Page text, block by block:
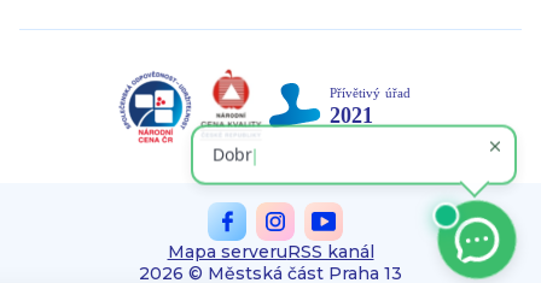
2026 © Městská část Praha 13
Mapa serveruRSS kanál